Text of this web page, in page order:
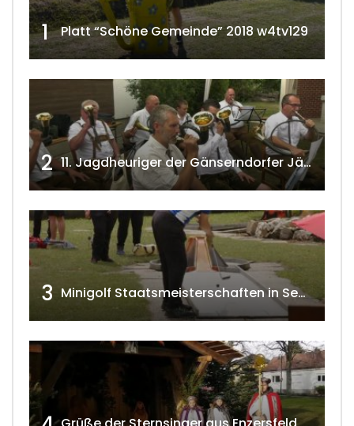
1 Platt “Schöne Gemeinde” 2018 w4tv129
2 11. Jagdheuriger der Gänserndorfer Jäger 2020 w4tv166
3 Minigolf Staatsmeisterschaften in Seefeld-Kadolz w4tv174